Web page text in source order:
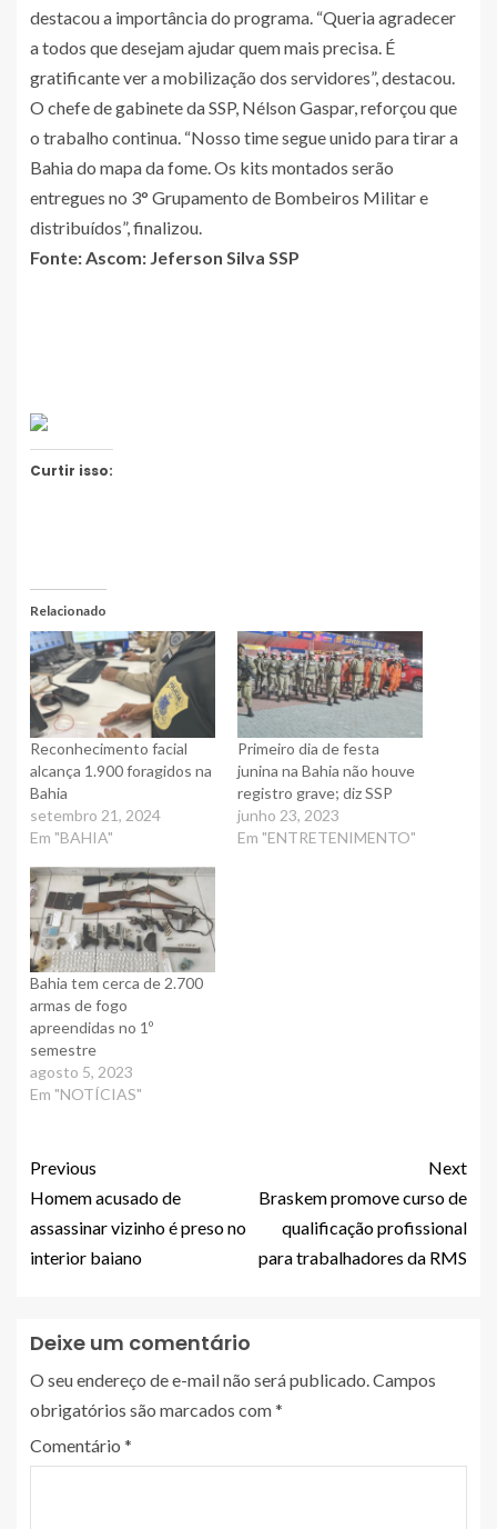
destacou a importância do programa. “Queria agradecer
a todos que desejam ajudar quem mais precisa. É
gratificante ver a mobilização dos servidores”, destacou.
O chefe de gabinete da SSP, Nélson Gaspar, reforçou que
o trabalho continua. “Nosso time segue unido para tirar a
Bahia do mapa da fome. Os kits montados serão
entregues no 3° Grupamento de Bombeiros Militar e
distribuídos”, finalizou.
Fonte:Ascom: Jeferson Silva SSP
Curtir isso:
Relacionado
Reconhecimento facial
alcança 1.900 foragidos na
Bahia
setembro 21, 2024
Em "BAHIA"
Primeiro dia de festa
junina na Bahia não houve
registro grave; diz SSP
junho 23, 2023
Em "ENTRETENIMENTO"
Bahia tem cerca de 2.700
armas de fogo
apreendidas no 1º
semestre
agosto 5, 2023
Em "NOTÍCIAS"
Previous
Homem acusado de
assassinar vizinho é preso no
interior baiano
Next
Braskem promove curso de
qualificação profissional
para trabalhadores da RMS
Deixe um comentário
O seu endereço de e-mail não será publicado.Campos
obrigatórios são marcados com*
Comentário *